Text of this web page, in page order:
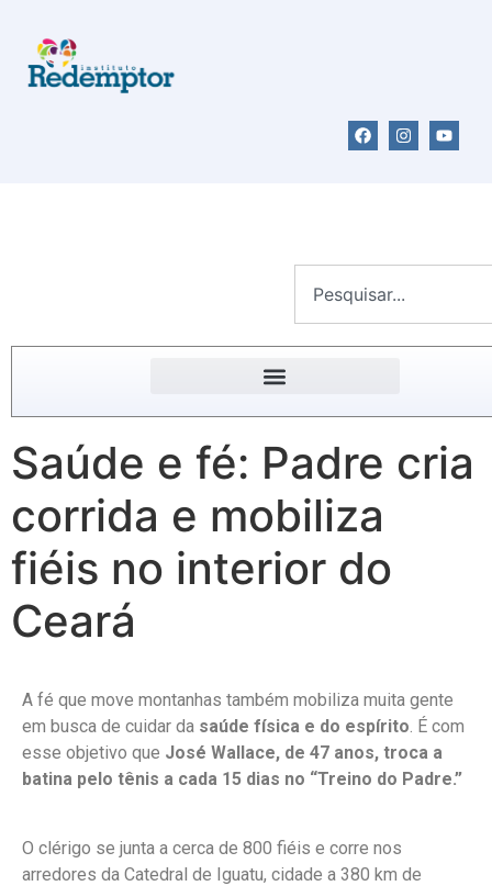
Saúde e fé: Padre cria
corrida e mobiliza
fiéis no interior do
Ceará
A fé que move montanhas também mobiliza muita gente
em busca de cuidar da saúde física e do espírito. É com
esse objetivo que José Wallace, de 47 anos, troca a
batina pelo tênis a cada 15 dias no “Treino do Padre.”
O clérigo se junta a cerca de 800 fiéis e corre nos
arredores da Catedral de Iguatu, cidade a 380 km de